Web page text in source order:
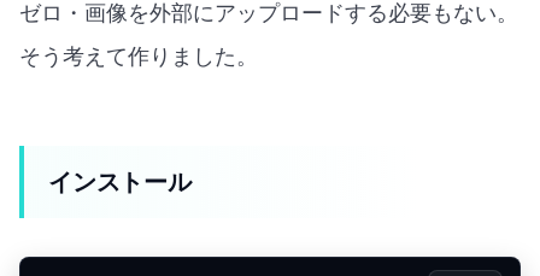
ゼロ・画像を外部にアップロードする必要もない。
そう考えて作りました。
インストール